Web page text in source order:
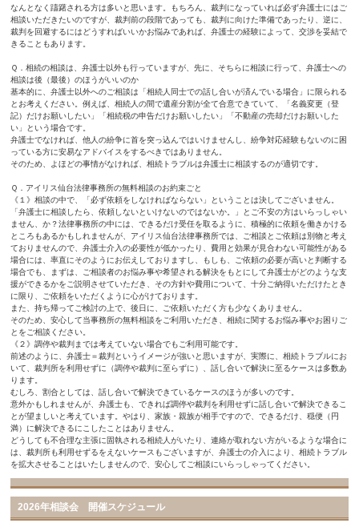
なんとなく躊躇される方は多いと思います。もちろん、裁判になっていれば必ず弁護士にはご
相談いただきたいのですが、裁判前の段階であっても、裁判に向けた準備であったり、逆に、
裁判を回避するにはどうすればいいかお悩みであれば、弁護士の経験によって、交渉を妥結で
きることもあります。
Ｑ．相続の相談は、弁護士以外も行っていますが、先に、そちらに相談に行って、弁護士への
相談は後（最後）のほうがいいのか
基本的に、弁護士以外へのご相談は「相続人同士での話し合いが済んでいる場合」に限られる
とお考えください。例えば、相続人の間で遺産分割が全て合意できていて、「名義変更（登
記）だけお願いしたい」「相続税の申告だけお願いしたい」「不動産の売却だけお願いした
い」という場合です。
弁護士でなければ、他人の紛争に首を突っ込んではいけませんし、紛争対応経験もないのに困
っている方に安易なアドバイスをするべきではありません。
そのため、よほどの事情がなければ、相続トラブルは弁護士に相談するのが適切です。
Ｑ．アイリス仙台法律事務所の無料相談のお約束ごと
《１》相談の中で、「必ず依頼をしなければならない」ということは決してございません。
「弁護士に相談したら、依頼しないといけないのではないか。」とご不安の方はいらっしゃい
ません、か？法律事務所の中には、できるだけ受任を取るように、積極的に依頼を働きかける
ところもあるかもしれませんが、アイリス仙台法律事務所では、ご相談とご依頼は別物と考え
ておりませんので、弁護士介入の必要性が低かったり、費用と効果が見合わない可能性がある
場合には、率直にそのようにお伝えしておりますし、もしも、ご依頼の必要が高いと判断する
場合でも、まずは、ご相談者のお悩み事や希望される解決をもとにして弁護士がどのような支
援ができるかをご説明させていただき、その方針や費用について、十分ご納得いただけたとき
に限り、ご依頼をいただくように心がけております。
また、持ち帰ってご検討の上で、後日に、ご依頼いただく方も少なくありません。
そのため、安心して当事務所の無料相談をご利用いただき、相続に関するお悩み事やお困りご
とをご相談ください。
《２》調停や裁判までは考えていない場合でもご利用可能です。
前述のように、弁護士＝裁判というイメージが強いと思いますが、実際に、相続トラブルにお
いて、裁判所を利用せずに（調停や裁判に至らずに）、話し合いで解決に至るケースは多数あ
ります。
むしろ、割合としては、話し合いで解決できているケースのほうが多いのです。
意外かもしれませんが、弁護士も、できれば調停や裁判を利用せずに話し合いで解決できるこ
とが望ましいと考えています。やはり、家族・親族が相手ですので、できるだけ、穏便（円
満）に解決できるにこしたことはありません。
どうしても不合理な主張に固執される相続人がいたり、連絡が取れない方がいるような場合に
は、裁判所も利用せずるをえないケースもございますが、弁護士の介入により、相続トラブル
を拡大させることはいたしませんので、安心してご相談にいらっしゃってください。
2026年相談会 開催スケジュール